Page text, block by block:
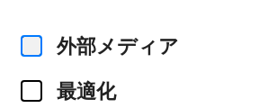
外部メディア
最適化